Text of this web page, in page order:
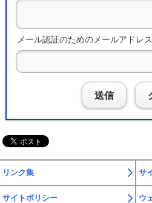
メール認証のためのメールアドレ
送信
リンク集 サ
サイトポリシー ウ